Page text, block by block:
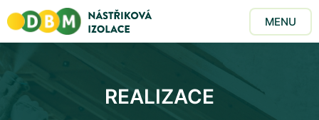
MENU
REALIZACE